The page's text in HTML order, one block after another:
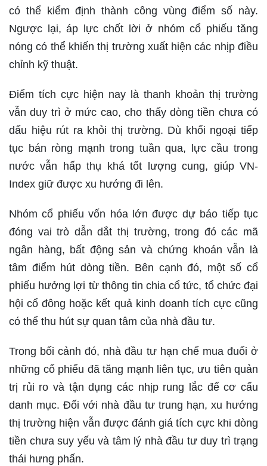
có thể kiểm định thành công vùng điểm số này.
Ngược lại, áp lực chốt lời ở nhóm cổ phiếu tăng
nóng có thể khiến thị trường xuất hiện các nhịp điều
chỉnh kỹ thuật.
Điểm tích cực hiện nay là thanh khoản thị trường
vẫn duy trì ở mức cao, cho thấy dòng tiền chưa có
dấu hiệu rút ra khỏi thị trường. Dù khối ngoại tiếp
tục bán ròng mạnh trong tuần qua, lực cầu trong
nước vẫn hấp thụ khá tốt lượng cung, giúp VN-
Index giữ được xu hướng đi lên.
Nhóm cổ phiếu vốn hóa lớn được dự báo tiếp tục
đóng vai trò dẫn dắt thị trường, trong đó các mã
ngân hàng, bất động sản và chứng khoán vẫn là
tâm điểm hút dòng tiền. Bên cạnh đó, một số cổ
phiếu hưởng lợi từ thông tin chia cổ tức, tổ chức đại
hội cổ đông hoặc kết quả kinh doanh tích cực cũng
có thể thu hút sự quan tâm của nhà đầu tư.
Trong bối cảnh đó, nhà đầu tư hạn chế mua đuổi ở
những cổ phiếu đã tăng mạnh liên tục, ưu tiên quản
trị rủi ro và tận dụng các nhịp rung lắc để cơ cấu
danh mục. Đối với nhà đầu tư trung hạn, xu hướng
thị trường hiện vẫn được đánh giá tích cực khi dòng
tiền chưa suy yếu và tâm lý nhà đầu tư duy trì trạng
thái hưng phấn.